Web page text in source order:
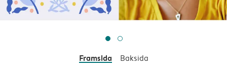
Framsida Baksida